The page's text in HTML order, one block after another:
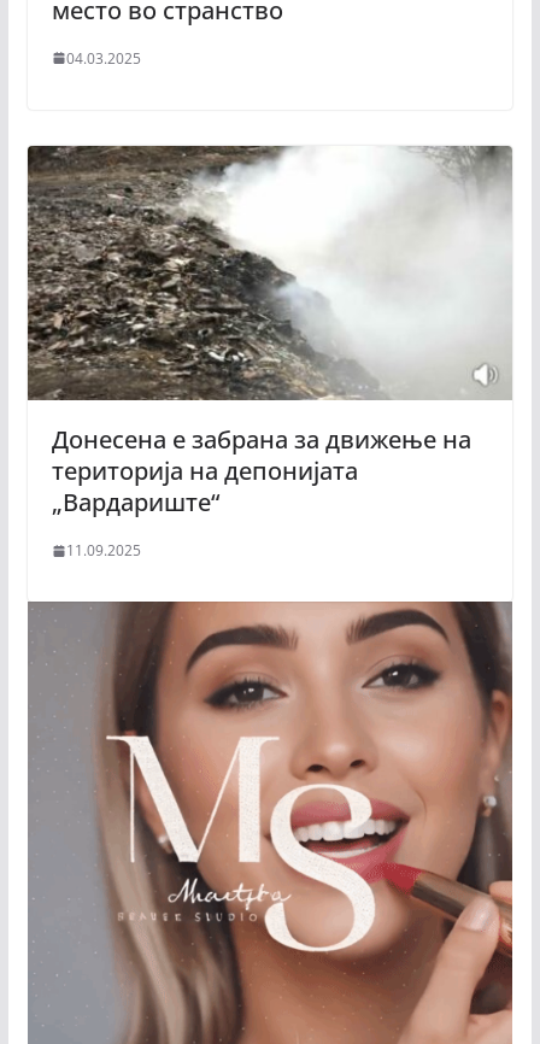
место во странство
04.03.2025
Донесена е забрана за движење на
територија на депонијата
„Вардариште“
11.09.2025